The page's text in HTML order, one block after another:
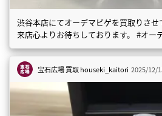
渋谷本店にてオーデマピゲを買取りさ
来店心よりお待ちしております。 #オー
宝石広場 買取houseki_kaitori 2025/12/